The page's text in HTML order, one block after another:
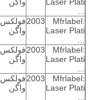
Laser Plati
...
واگن
Mfrlabel:
Laser Plati
...
2003فولکس
واگن
Mfrlabel:
Laser Plati
...
2003فولکس
واگن
Mfrlabel:
Laser Plati
...
2003فولکس
واگن